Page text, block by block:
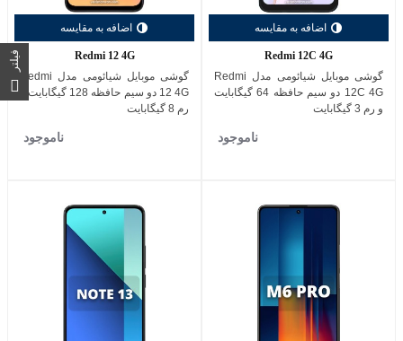
اضافه به مقایسه
Redmi 12C 4G
گوشی موبایل شیائومی مدل Redmi
12C 4G دو سیم حافظه 64 گیگابایت
و رم 3 گیگابایت
ناموجود
اضافه به مقایسه
Redmi 12 4G
گوشی موبایل شیائومی مدل Redmi
12 4G دو سیم حافظه 128 گیگابایت و
رم 8 گیگابایت
ناموجود
فیلتر